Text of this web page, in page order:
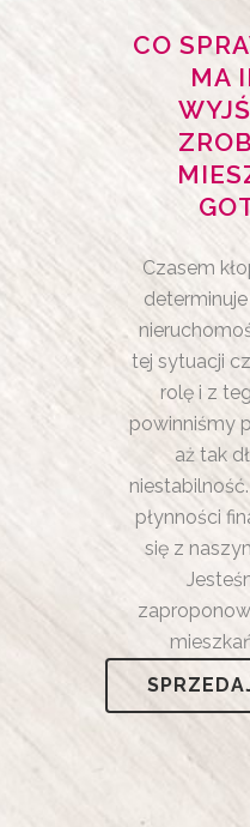
CO
MA
Czasem
tej sytuacji
rolę i z
powinniśmy
aż tak
płynności
się z